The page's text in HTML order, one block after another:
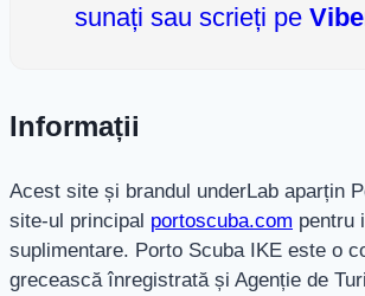
sunați sau scrieți pe
Informații
Acest site și brandul underLab aparțin
site-ul principal portoscuba.com pentru
suplimentare. Porto Scuba IKE este o
grecească înregistrată și Agenție de